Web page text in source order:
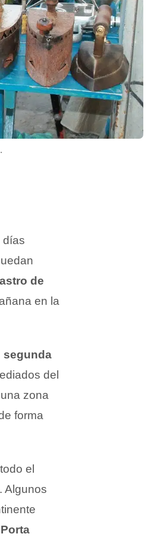
días
de
en la
segunda
del
zona
forma
el
Algunos
Porta